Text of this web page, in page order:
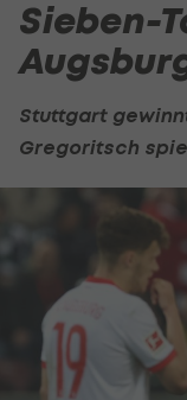
Sieben-
Stuttgart
Gregoritsch